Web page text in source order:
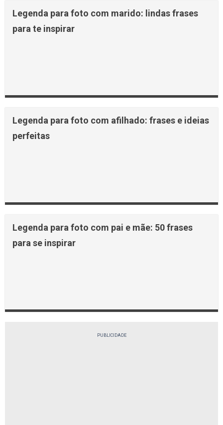
Legenda para foto com marido: lindas frases
para te inspirar
Legenda para foto com afilhado: frases e ideias
perfeitas
Legenda para foto com pai e mãe: 50 frases
para se inspirar
PUBLICIDADE